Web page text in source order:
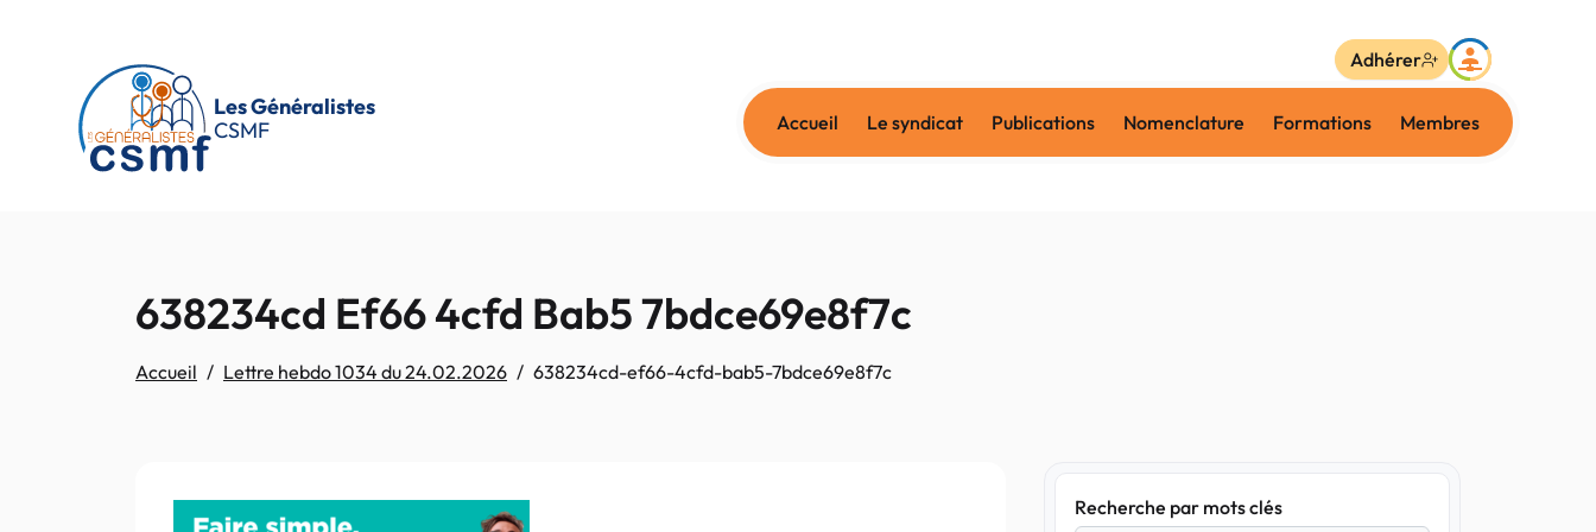
Les Généralistes
CSMF
Accueil Le syndicat Publications Nomenclature Formations Membres
Adhérer
638234cd Ef66 4cfd Bab5 7bdce69e8f7c
Accueil Lettre hebdo 1034 du 24.02.2026 638234cd-ef66-4cfd-bab5-7bdce69e8f7c
Recherche par mots clés